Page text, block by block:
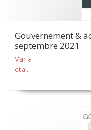
Gouvernement &
septembre 2021
Varia
et al.